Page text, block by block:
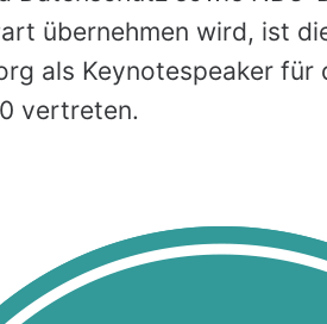
übernehmen wird, ist
als Keynotespeaker für
vertreten.